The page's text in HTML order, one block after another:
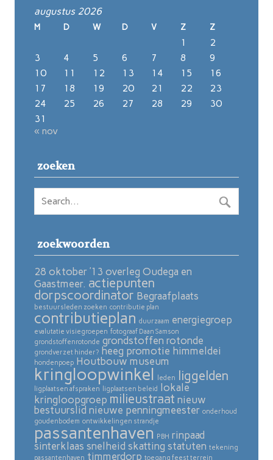
augustus 2026
M D W D V Z Z
1
2
3
4 5 6 7 8
9
10
11 12 13 14 15
16
17
18 19 20 21 22
23
24
25 26 27 28 29
30
31
« nov
zoeken
zoekwoorden
28 oktober ’13 overleg Oudega en
Gaastmeer. actiepunten
dorpscoordinator Begraafplaats
bestuursleden zoeken contributie plan
contributieplan duurzaam energiegroep
evalutatie visiegroepen fotograaf Daan Samson
grondstoffenrotonde grondstoffen rotonde
grondverzet hinder? heeg promotie himmeldei
hondenpoep Houtbouw museum
kringloopwinkel leden liggelden
ligplaatsen afspraken ligplaatsen beleid lokale
kringloopgroep milieustraat nieuw
bestuurslid nieuwe penningmeester onderhoud
goudenbodem ontwikkelingen strandje
passantenhaven PBH rinpaad
sinterklaas snelheid skatting statuten tekening
passantenhaven timmerdorp toegang feest terrein